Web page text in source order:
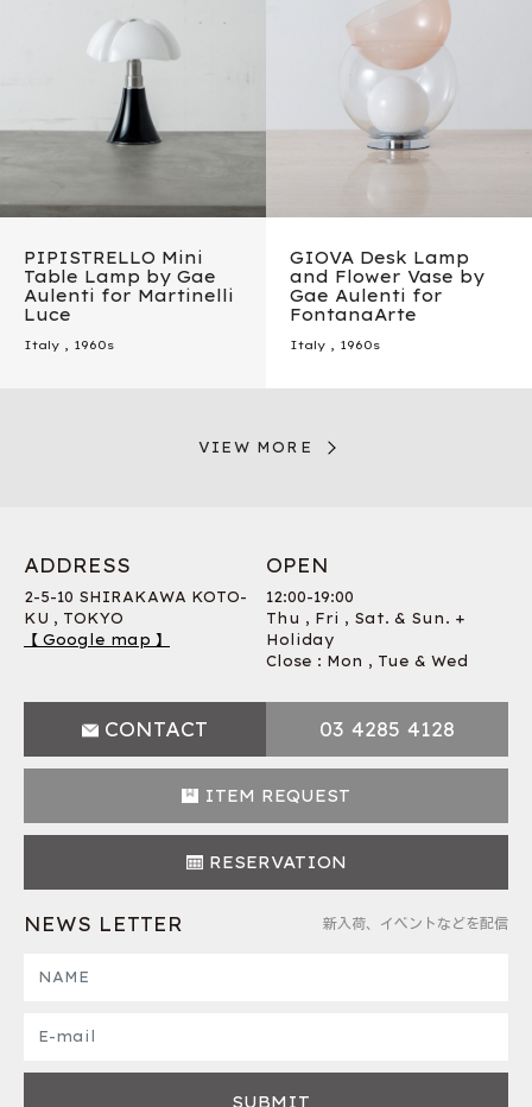
PIPISTRELLO Mini
Table Lamp by Gae
Aulenti for Martinelli
Luce
Italy , 1960s
GIOVA Desk Lamp
and Flower Vase by
Gae Aulenti for
FontanaArte
Italy , 1960s
VIEW MORE
ADDRESS
2-5-10 SHIRAKAWA KOTO-
KU , TOKYO
【 Google map 】
OPEN
12:00-19:00
Thu , Fri , Sat. & Sun. +
Holiday
Close : Mon , Tue & Wed
CONTACT 03 4285 4128
ITEM REQUEST
RESERVATION
NEWS LETTER 新入荷、イベントなどを配信